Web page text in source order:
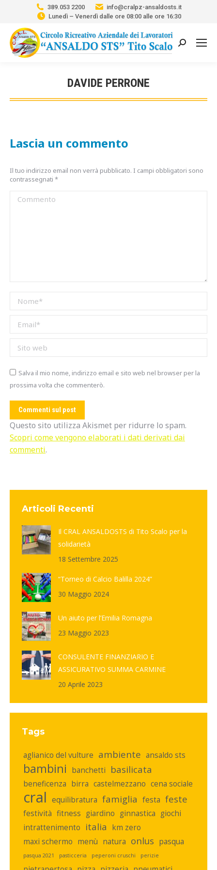
389.053 2200
info@cralpz-ansaldosts.it
Lunedì – Venerdì dalle ore 08:00 alle ore 16:30
Cerca:
DAVIDE PERRONE
Tu sei qui:
Lascia un commento
Il tuo indirizzo email non verrà pubblicato. I campi obbligatori sono
contrassegnati *
Commento
Nome *
Email *
Sito web
Salva il mio nome, indirizzo email e sito web nel browser per la
prossima volta che commenterò.
Commenti sul post
Questo sito utilizza Akismet per ridurre lo spam.
Scopri come vengono elaborati i dati derivati dai
commenti.
Articoli Recenti
Il CRAL ANSALDOSTS di Tito Scalo per la
solidarietà
18 Settembre 2025
“Torneo di Calcio Balilla 2024”
30 Maggio 2024
Un aiuto per l’Emilia Romagna
23 Maggio 2023
CONSULENTE FINANZIARIO E
ASSICURATIVO SUMMA CARMINE
20 Aprile 2023
Tags
aglianico del vulture ambiente ansaldo sts
bambini banchetti basilicata
beneficenza birra castelmezzano cena sociale
cral equilibratura famiglia festa feste
festività fitness giardino ginnastica giochi
intrattenimento italia km zero
maxi schermo menù natura onlus pasqua
pasqua 2021 pasticceria peperoni cruschi perizie